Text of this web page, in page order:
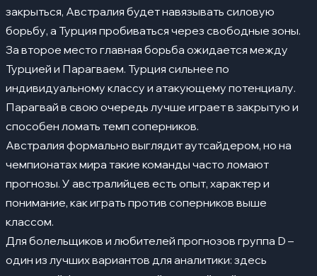
закрыться, Австралия будет навязывать силовую
борьбу, а Турция пробиваться через свободные зоны.
За второе место главная борьба ожидается между
Турцией и Парагваем. Турция сильнее по
индивидуальному классу и атакующему потенциалу.
Парагвай в свою очередь лучше играет в закрытую и
способен ломать темп соперников.
Австралия формально выглядит аутсайдером, но на
чемпионатах мира такие команды часто ломают
прогнозы. У австралийцев есть опыт, характер и
понимание, как играть против соперников выше
классом.
Для болельщиков и любителей прогнозов группа D –
один из лучших вариантов для аналитики: здесь